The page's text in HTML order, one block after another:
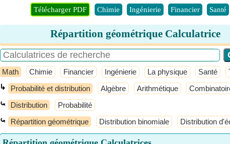
Télécharger PDF Chimie Ingénierie Financier Santé
Répartition géométrique Calculatrice
Math Chimie Financier Ingénierie La physique Santé
↳ Probabilité et distribution Algèbre Arithmétique
⤿ Distribution Probabilité
⤿ Répartition géométrique Distribution binomiale Distribution